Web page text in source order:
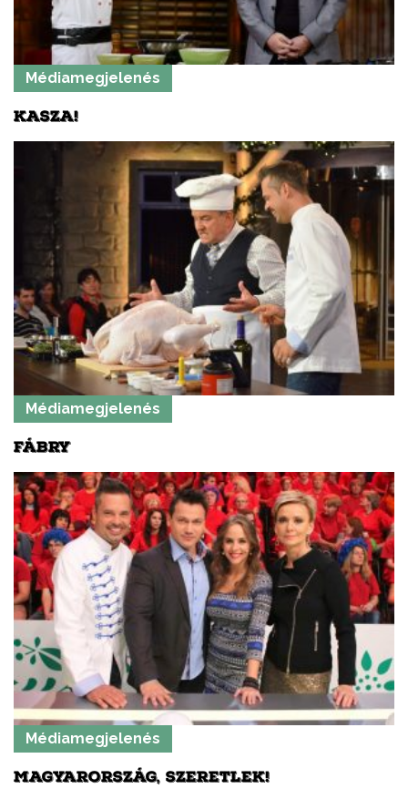
Médiamegjelenés
KASZA!
Médiamegjelenés
FÁBRY
Médiamegjelenés
MAGYARORSZÁG, SZERETLEK!